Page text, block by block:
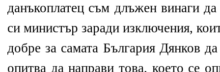
данъкоплатец съм длъжен винаги
си министър заради изключения,
добре за самата България Дянков
опитва да направи това, което се